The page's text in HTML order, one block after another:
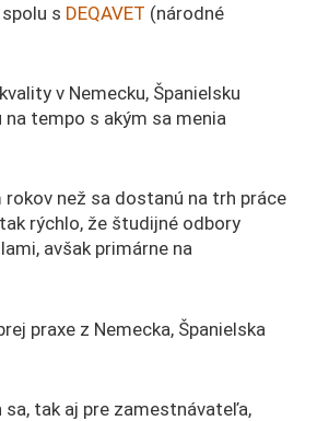
spolu s DEQAVET (národné
v Nemecku, Španielsku
tempo s akým sa menia
než sa dostanú na trh práce
rýchlo, že študijné odbory
avšak primárne na
praxe z Nemecka, Španielska
tak aj pre zamestnávateľa,